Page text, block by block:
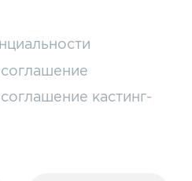
кастинг-